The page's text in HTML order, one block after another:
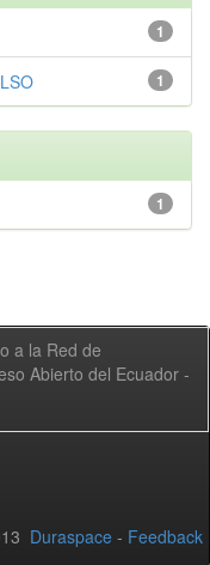
1
1
1
a la Red de
Abierto del Ecuador -
Duraspace - Feedback